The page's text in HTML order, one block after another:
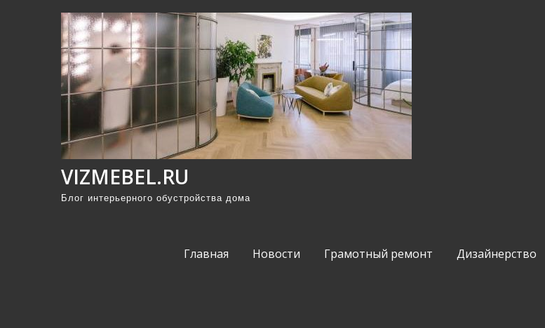
VIZMEBEL.RU
Блог интерьерного обустройства дома
Главная Новости Грамотный ремонт Дизайнерство